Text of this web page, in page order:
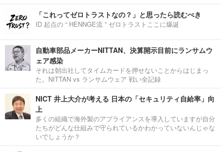
「これってゼロトラストなの？」と思ったら読むべき
ID 起点の “ HENNGE流 ” ゼロトラストここに爆誕
自動車部品メーカーNITTAN、決算開示目前にランサムウ
ェア感染
それは朝出社してタイムカードを押せないことからはじまっ
た。NITTAN vs ランサムウェア 戦い全記録
NICT 井上大介が考える 日本の「セキュリティ自給率」向
上
多くの組織で海外製のアプライアンスを導入していますが自分
たちがどんな仕組みで守られているかわかっていないんじゃな
いでしょうか？